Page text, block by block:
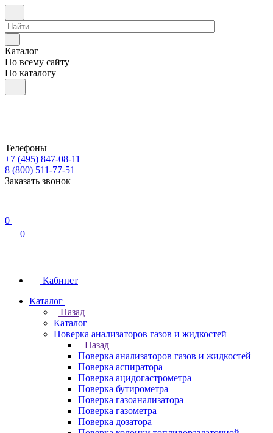
Каталог
По всему сайту
По каталогу
Телефоны
+7 (495) 847-08-11
8 (800) 511-77-51
Заказать звонок
0
0
Кабинет
Каталог
Назад
Каталог
Поверка анализаторов газов и жидкостей
Назад
Поверка анализаторов газов и жидкостей
Поверка аспиратора
Поверка ацидогастрометра
Поверка бутирометра
Поверка газоанализатора
Поверка газометра
Поверка дозатора